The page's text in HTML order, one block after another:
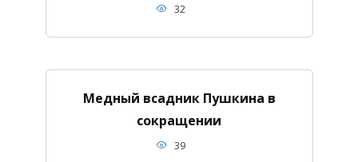
32
Медный всадник Пушкина в
сокращении
39